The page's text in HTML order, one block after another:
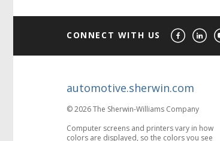
CONNECT WITH US
automotive.sherwin.com
© 2026 The Sherwin-Williams Company
Computer screens and printers vary in how
colors are displayed, so the colors you see